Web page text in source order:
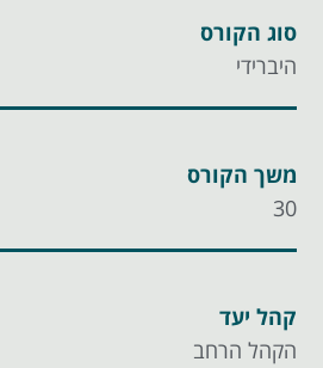
סוג הקורס
היברידי
משך הקורס
30
קהל יעד
הקהל הרחב